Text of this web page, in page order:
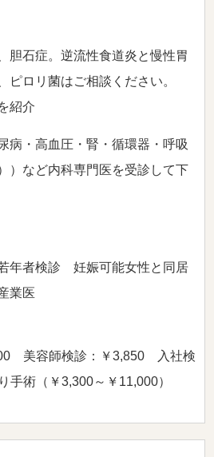
胆石症。逆流性食道炎と慢性胃
ピロリ菌はご相談ください。
紹介
病・高血圧・腎・循環器・呼吸
）など内科専門医を受診して下
年者検診 妊娠可能女性と同居
業医
美容師検診：￥3,850 入社検
術（￥3,300～￥11,000）